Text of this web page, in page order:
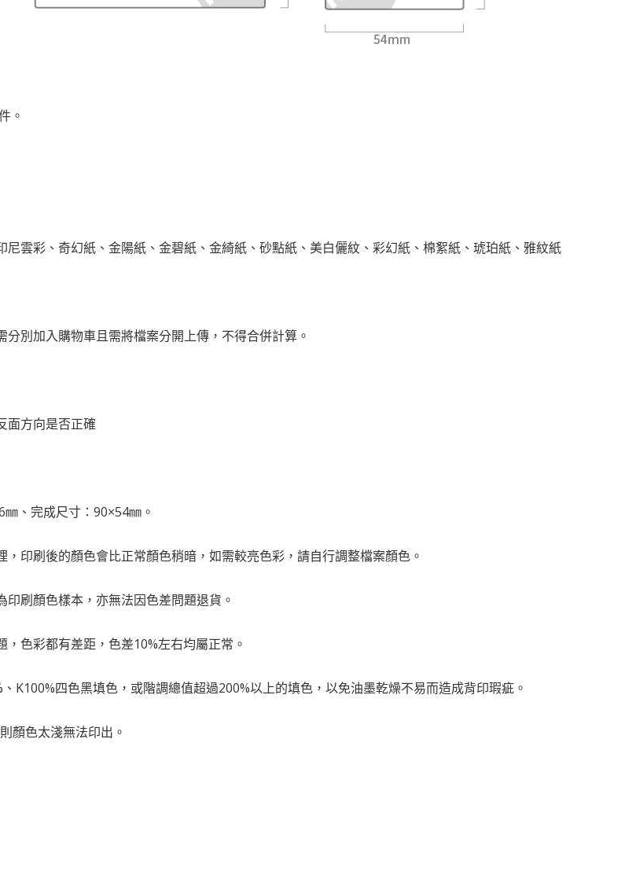
。
尼雲彩、奇幻紙、金陽紙、金碧紙、金綺紙、砂點紙、美白儷紋、彩幻紙、棉絮紙、琥珀紙、雅紋紙
別加入購物車且需將檔案分開上傳，不得合併計算。
面方向是否正確
、完成尺寸：90×54㎜。
印刷後的顏色會比正常顏色稍暗，如需較亮色彩，請自行調整檔案顏色。
刷顏色樣本，亦無法因色差問題退貨。
色彩都有差距，色差10%左右均屬正常。
K100%四色黑填色，或階調總值超過200%以上的填色，以免油墨乾燥不易而造成背印瑕疵。
顏色太淺無法印出。